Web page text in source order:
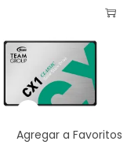
Agregar a Favoritos